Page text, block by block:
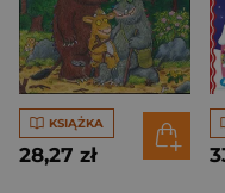
KSIĄŻKA
28,27 zł